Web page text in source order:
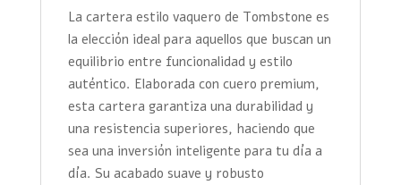
La cartera estilo vaquero de Tombstone es
la elección ideal para aquellos que buscan un
equilibrio entre funcionalidad y estilo
auténtico. Elaborada con cuero premium,
esta cartera garantiza una durabilidad y
una resistencia superiores, haciendo que
sea una inversión inteligente para tu día a
día. Su acabado suave y robusto